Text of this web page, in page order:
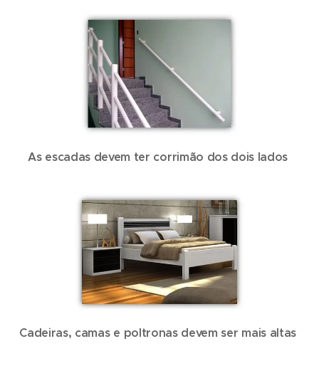
As escadas devem ter corrimão dos dois lados
Cadeiras, camas e poltronas devem ser mais altas